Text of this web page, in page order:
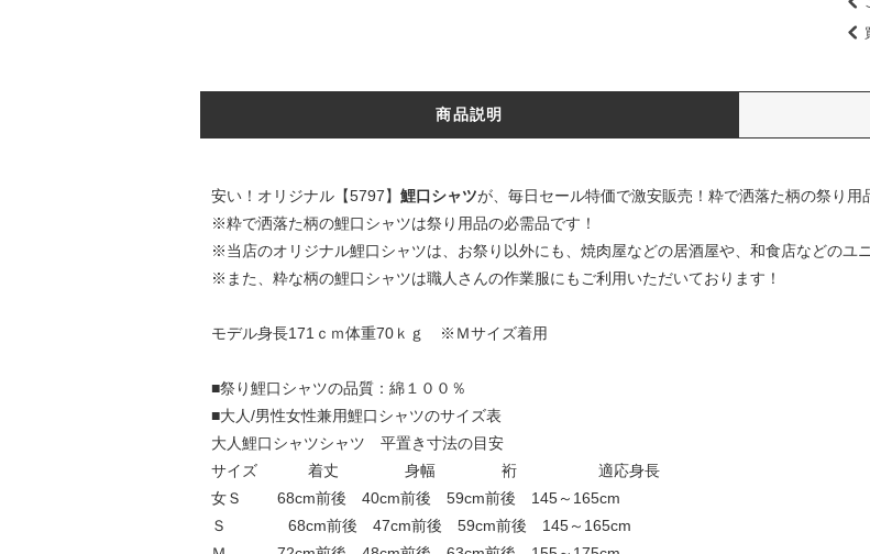
商品説明
安い！オリジナル【5797】 鯉口シャツが、毎日セール特価で激安販売！粋で洒落た柄の祭り用
※粋で洒落た柄の鯉口シャツは祭り用品の必需品です！
※当店のオリジナル鯉口シャツは、お祭り以外にも、焼肉屋などの居酒屋や、和食店などのユ
※また、粋な柄の鯉口シャツは職人さんの作業服にもご利用いただいております！
モデル身長171ｃｍ体重70ｋｇ ※Ｍサイズ着用
■祭り鯉口シャツの品質：綿１００％
■大人/男性女性兼用鯉口シャツのサイズ表
大人鯉口シャツシャツ 平置き寸法の目安
サイズ 着丈 身幅 裄 適応身長
女Ｓ 68cm前後 40cm前後 59cm前後 145～165cm
Ｓ 68cm前後 47cm前後 59cm前後 145～165cm